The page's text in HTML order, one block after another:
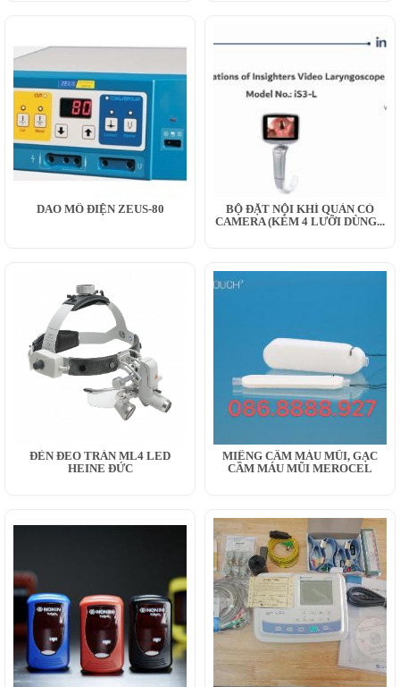
DAO MỔ ĐIỆN ZEUS-80
BỘ ĐẶT NỘI KHÍ QUẢN CÓ
CAMERA (KÈM 4 LƯỠI DÙNG...
ĐÈN ĐEO TRÁN ML4 LED
HEINE ĐỨC
MIẾNG CẦM MÁU MŨI, GẠC
CẦM MÁU MŨI MEROCEL